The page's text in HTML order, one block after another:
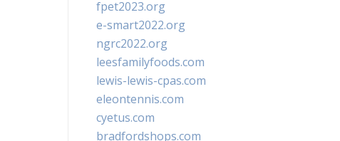
fpet2023.org
e-smart2022.org
ngrc2022.org
leesfamilyfoods.com
lewis-lewis-cpas.com
eleontennis.com
cyetus.com
bradfordshops.com